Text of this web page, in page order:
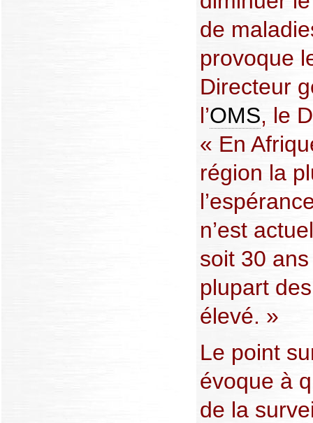
de
provoque
Directeur
l’OMS, le
« En
région la
n’est
soit 30
plupart
élevé. »
Le point
évoque à
de la